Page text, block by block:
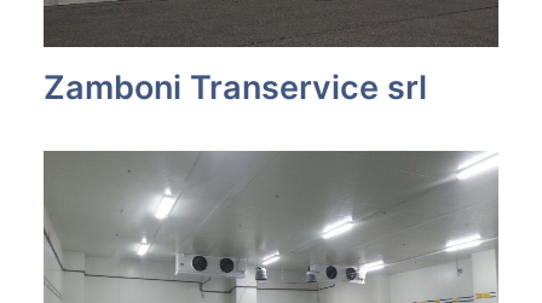
Zamboni Transervice srl